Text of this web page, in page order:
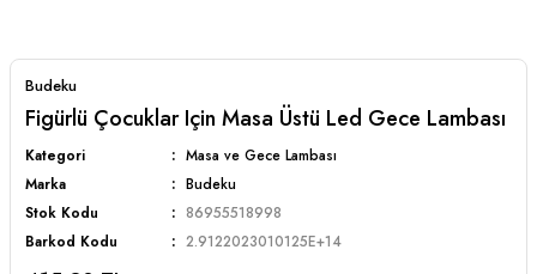
Budeku
Figürlü Çocuklar Için Masa Üstü Led Gece Lambası
Kategori
Masa ve Gece Lambası
Marka
Budeku
Stok Kodu
86955518998
Barkod Kodu
2.9122023010125E+14